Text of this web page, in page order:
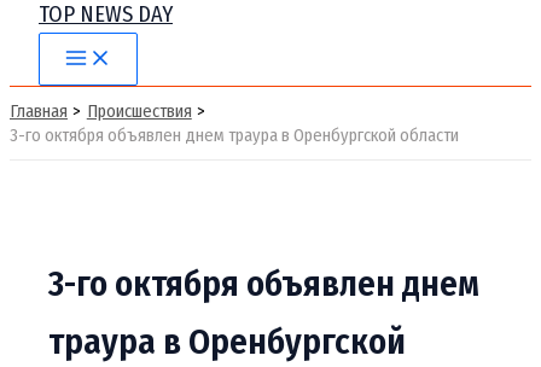
TOP NEWS DAY
Main
Menu
Главная
Происшествия
3-го октября объявлен днем траура в Оренбургской области
3-го октября объявлен днем
траура в Оренбургской